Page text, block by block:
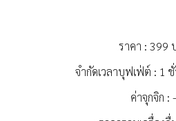
ราคา : 399
จำกัดเวลาบุฟเฟ่ต์ : 1
ค่าจุกจิก :